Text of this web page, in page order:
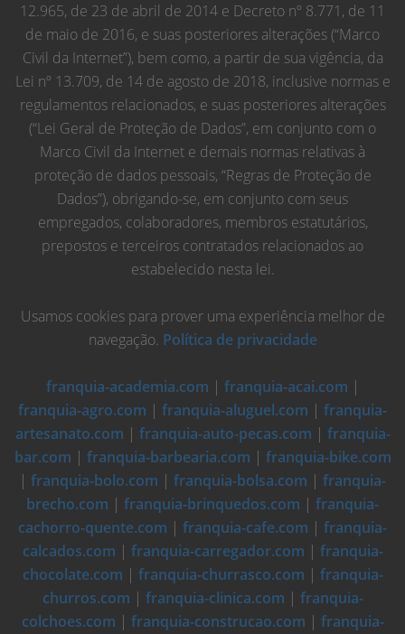
12.965, de 23 de abril de 2014 e Decreto nº 8.771, de 11
de maio de 2016, e suas posteriores alterações (“Marco
Civil da Internet”), bem como, a partir de sua vigência, da
Lei nº 13.709, de 14 de agosto de 2018, inclusive normas e
regulamentos relacionados, e suas posteriores alterações
(“Lei Geral de Proteção de Dados”, em conjunto com o
Marco Civil da Internet e demais normas relativas à
proteção de dados pessoais, “Regras de Proteção de
Dados”), obrigando-se, em conjunto com seus
empregados, colaboradores, membros estatutários,
prepostos e terceiros contratados relacionados ao
estabelecido nesta lei.
Usamos cookies para prover uma experiência melhor de
navegação. Política de privacidade
franquia-academia.com | franquia-acai.com |
franquia-agro.com | franquia-aluguel.com | franquia-
artesanato.com | franquia-auto-pecas.com | franquia-
bar.com | franquia-barbearia.com | franquia-bike.com
| franquia-bolo.com | franquia-bolsa.com | franquia-
brecho.com | franquia-brinquedos.com | franquia-
cachorro-quente.com | franquia-cafe.com | franquia-
calcados.com | franquia-carregador.com | franquia-
chocolate.com | franquia-churrasco.com | franquia-
churros.com | franquia-clinica.com | franquia-
colchoes.com | franquia-construcao.com | franquia-